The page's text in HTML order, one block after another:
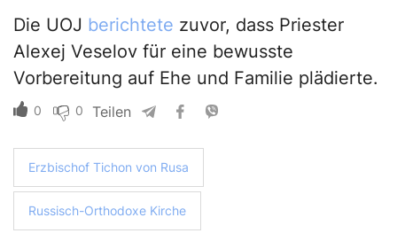
Die UOJ berichtete zuvor, dass Priester
Alexej Veselov für eine bewusste
Vorbereitung auf Ehe und Familie plädierte.
0 0 Teilen
Erzbischof Tichon von Rusa
Russisch-Orthodoxe Kirche